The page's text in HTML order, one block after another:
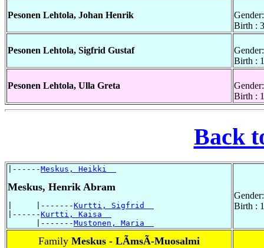
Pesonen Lehtola, Johan Henrik
Birth :
Pesonen Lehtola, Sigfrid Gustaf
Birth :
Pesonen Lehtola, Ulla Greta
Birth :
Back
|------Meskus, Heikki
Meskus, Henrik Abram
|     |-------Kurtti, Sigfrid
|------Kurtti, Kaisa
      |-------
Mustonen, Maria
Birth :
Family Meskus - LÃmsÃ-Muosalmi